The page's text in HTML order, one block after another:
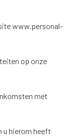
www.personal-
op onze
met
u hierom heeft